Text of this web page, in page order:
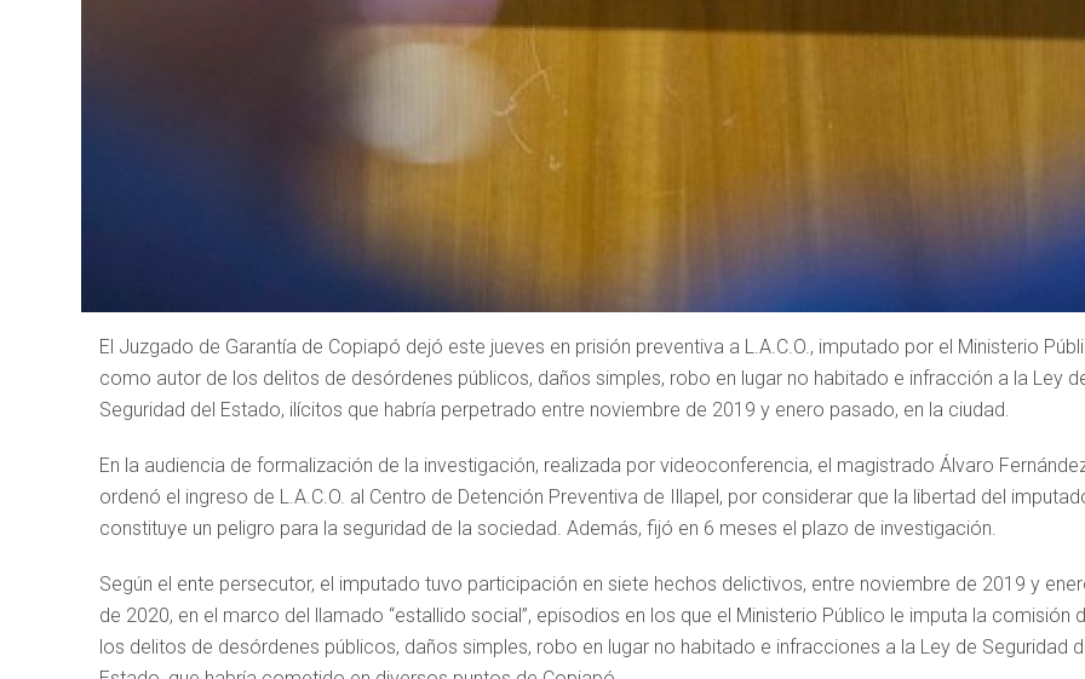
El Juzgado de Garantía de Copiapó dejó este jueves en prisión preventiva a L.A.C.O., imputado por el Ministerio
como autor de los delitos de desórdenes públicos, daños simples, robo en lugar no habitado e infracción a la Ley
Seguridad del Estado, ilícitos que habría perpetrado entre noviembre de 2019 y enero pasado, en la ciudad.
En la audiencia de formalización de la investigación, realizada por videoconferencia, el magistrado Álvaro
ordenó el ingreso de L.A.C.O. al Centro de Detención Preventiva de Illapel, por considerar que la libertad del
constituye un peligro para la seguridad de la sociedad. Además, fijó en 6 meses el plazo de investigación.
Según el ente persecutor, el imputado tuvo participación en siete hechos delictivos, entre noviembre de 2019 y
de 2020, en el marco del llamado “estallido social”, episodios en los que el Ministerio Público le imputa la comisión
los delitos de desórdenes públicos, daños simples, robo en lugar no habitado e infracciones a la Ley de Seguridad